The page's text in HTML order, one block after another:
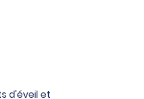
d'éveil et